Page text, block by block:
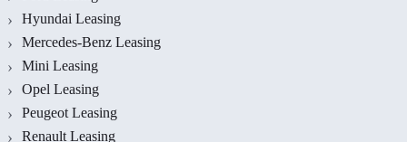
Hyundai Leasing
Mercedes-Benz Leasing
Mini Leasing
Opel Leasing
Peugeot Leasing
Renault Leasing